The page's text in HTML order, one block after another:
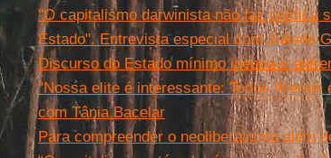
"O capitalismo darwinista não faz política
Estado". Entrevista especial com Juliano
Discurso do Estado mínimo inebria o
"Nossa elite é interessante: Todos
com Tânia Bacelar
Para compreender o neoliberalismo além